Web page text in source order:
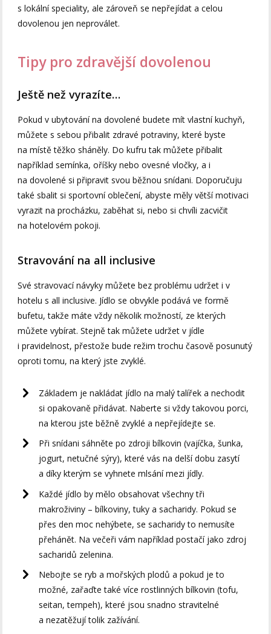
s lokální speciality, ale zároveň se nepřejídat a celou
dovolenou jen neproválet.
Tipy pro zdravější dovolenou
Ještě než vyrazíte…
Pokud v ubytování na dovolené budete mít vlastní kuchyň,
můžete s sebou přibalit zdravé potraviny, které byste
na místě těžko sháněly. Do kufru tak můžete přibalit
například semínka, oříšky nebo ovesné vločky, a i
na dovolené si připravit svou běžnou snídani. Doporučuju
také sbalit si sportovní oblečení, abyste měly větší motivaci
vyrazit na procházku, zaběhat si, nebo si chvíli zacvičit
na hotelovém pokoji.
Stravování na all inclusive
Své stravovací návyky můžete bez problému udržet i v
hotelu s all inclusive. Jídlo se obvykle podává ve formě
bufetu, takže máte vždy několik možností, ze kterých
můžete vybírat. Stejně tak můžete udržet v jídle
i pravidelnost, přestože bude režim trochu časově posunutý
oproti tomu, na který jste zvyklé.
Základem je nakládat jídlo na malý talířek a nechodit
si opakovaně přidávat. Naberte si vždy takovou porci,
na kterou jste běžně zvyklé a nepřejídejte se.
Při snídani sáhněte po zdroji bílkovin (vajíčka, šunka,
jogurt, netučné sýry), které vás na delší dobu zasytí
a díky kterým se vyhnete mlsání mezi jídly.
Každé jídlo by mělo obsahovat všechny tři
makroživiny – bílkoviny, tuky a sacharidy. Pokud se
přes den moc nehýbete, se sacharidy to nemusíte
přehánět. Na večeři vám například postačí jako zdroj
sacharidů zelenina.
Nebojte se ryb a mořských plodů a pokud je to
možné, zařaďte také více rostlinných bílkovin (tofu,
seitan, tempeh), které jsou snadno stravitelné
a nezatěžují tolik zažívání.